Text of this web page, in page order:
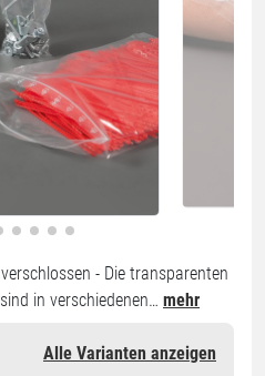
- Die transparenten
in verschiedenen… mehr
Alle Varianten anzeigen